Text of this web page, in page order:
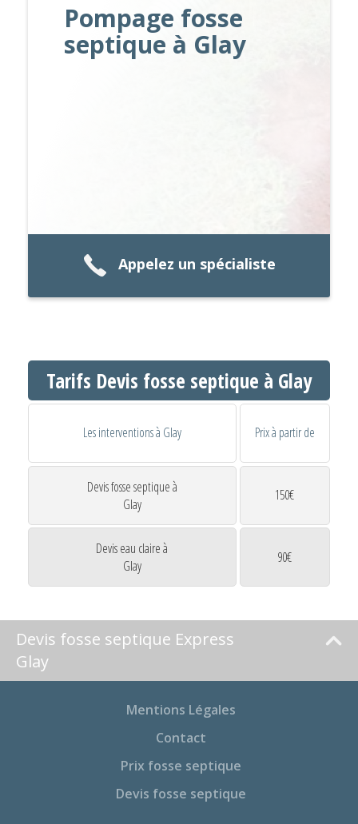
Pompage fosse
septique à Glay
Appelez un spécialiste
Tarifs Devis fosse septique à Glay
Les interventions à Glay Prix à partir de
Devis fosse septique à
Glay
150€
Devis eau claire à
Glay
90€
Devis fosse septique Express
Glay
Mentions Légales
Contact
Prix fosse septique
Devis fosse septique